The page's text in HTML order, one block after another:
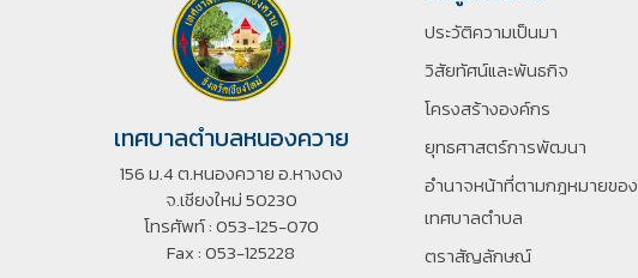
เทศบาลตำบลหนองควาย
156 ม.4 ต.หนองควาย อ.หางดง
จ.เชียงใหม่ 50230
โทรศัพท์ : 053-125-070
Fax : 053-125228
ประวัติความเป็นมา
วิสัยทัศน์และพันธกิจ
โครงสร้างองค์กร
ยุทธศาสตร์การพัฒนา
อํานาจหน้าที่ตามกฎหมายของ
เทศบาลตําบล
ตราสัญลักษณ์